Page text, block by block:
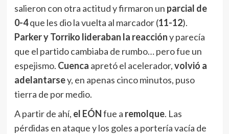
salieron con otra actitud y firmaron un parcial de
0-4que les dio la vuelta al marcador (11-12).
Parker y Torriko lideraban la reaccióny parecía
que el partido cambiaba de rumbo… pero fue un
espejismo. Cuenca apretó el acelerador,volvió a
adelantarsey, en apenas cinco minutos, puso
tierra de por medio.
A partir de ahí, el EÓNfue a remolque. Las
pérdidas en ataque y los goles a portería vacía de